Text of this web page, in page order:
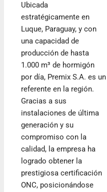
Ubicada
estratégicamente en
Luque, Paraguay, y con
una capacidad de
producción de hasta
1.000 m³ de hormigón
por día, Premix S.A. es un
referente en la región.
Gracias a sus
instalaciones de última
generación y su
compromiso con la
calidad, la empresa ha
logrado obtener la
prestigiosa certificación
ONC, posicionándose